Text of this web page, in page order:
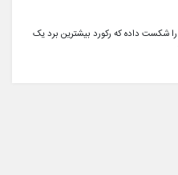
مجید جلالی را شکست داده که رکورد بیشترین برد یک